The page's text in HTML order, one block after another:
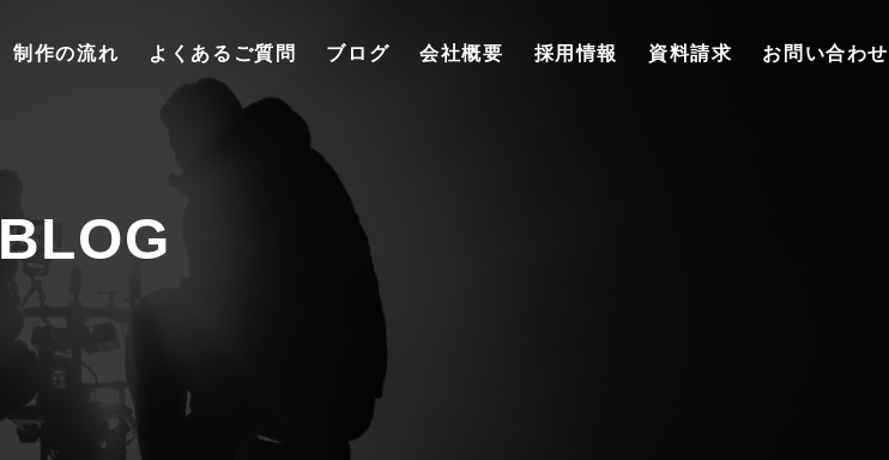
制作の流れ よくあるご質問 ブログ 会社概要 採用情報 資料請求 お問い合わせ
BLOG